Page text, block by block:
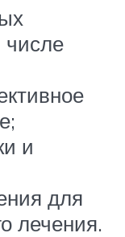
числе
и
для
лечения.